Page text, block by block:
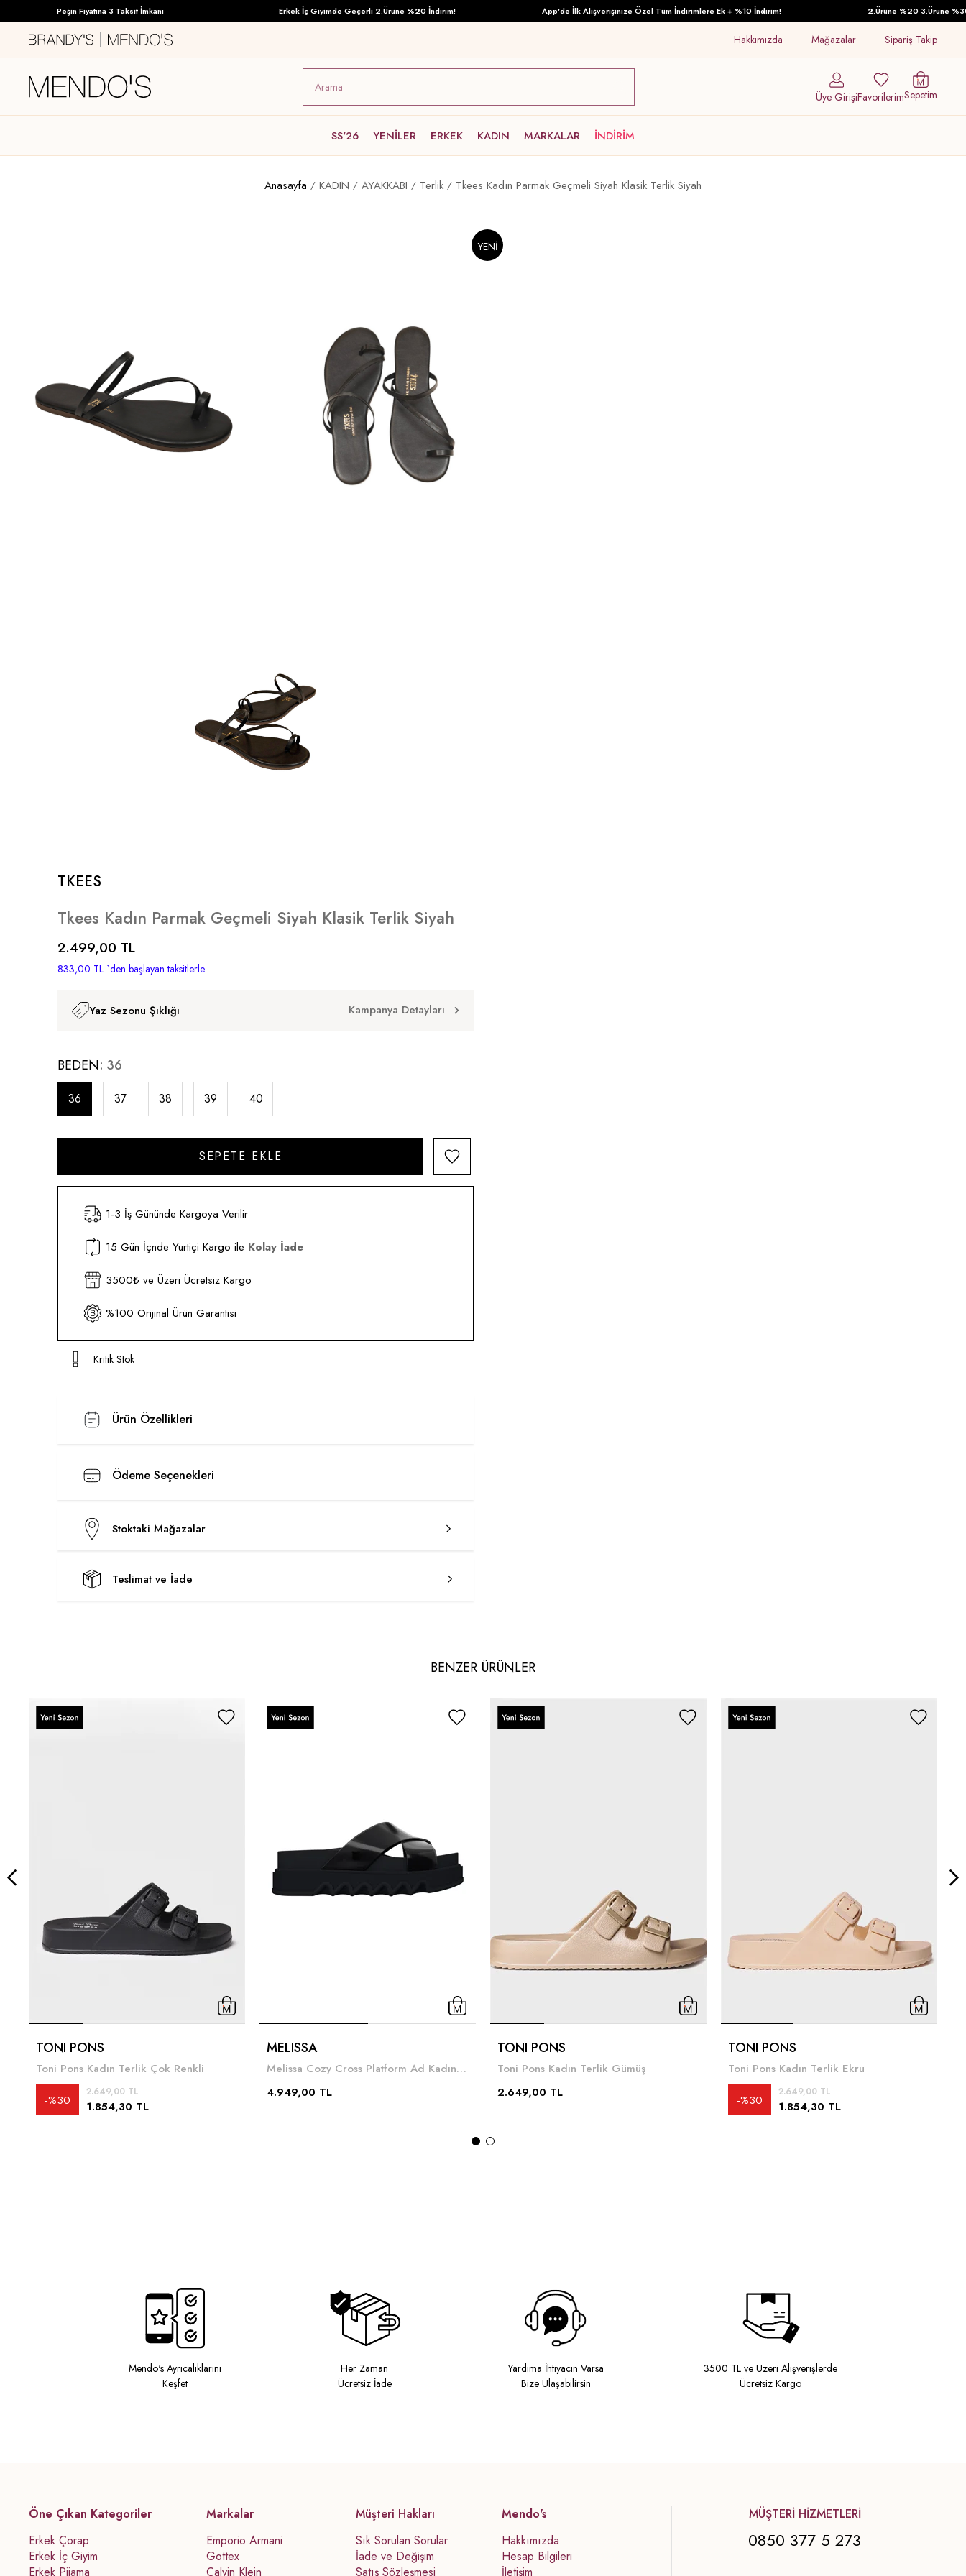
Peşin Fiyatına 3 Taksit İmkanı Erkek İç Giyimde Geçerli 2.Ürüne %20 İndirim! App'de İlk Alışverişinize Özel Tüm İndirimlere Ek + %10 İndirim! 2.Ürüne %20 3.Ürüne %30
Hakkımızda Mağazalar Sipariş Takip
Üye GirişiFavorilerimSepetim
SS'26 YENİLER ERKEK KADIN MARKALAR İNDİRİM
Anasayfa KADIN AYAKKABI Terlik Tkees Kadın Parmak Geçmeli Siyah Klasik Terlik Siyah
YENI
TKEES
Tkees Kadın Parmak Geçmeli Siyah Klasik Terlik Siyah
2.499,00 TL
833,00 TL `den başlayan taksitlerle
Yaz Sezonu Şıklığı Kampanya Detayları
BEDEN 36
36 37 38 39 40
1-3 İş Gününde Kargoya Verilir
15 Gün İçnde Yurtiçi Kargo ile Kolay İade
3500₺ ve Üzeri Ücretsiz Kargo
%100 Orijinal Ürün Garantisi
Kritik Stok
Ürün Özellikleri
Ödeme Seçenekleri
Stoktaki Mağazalar
Teslimat ve İade
BENZER ÜRÜNLER
TONI PONS
Toni Pons Kadın Terlik Çok Renkli
1.854,30 TL
2.649,00 TL
%30
MELISSA
Melissa Cozy Cross Platform Ad Kadın Terlik
4.949,00 TL
TONI PONS
Toni Pons Kadın Terlik Gümüş
2.649,00 TL
TONI PONS
Toni Pons Kadın Terlik Ekru
1.854,30 TL
2.649,00 TL
%30
Mendo's Ayrıcalıklarını
Keşfet
Her Zaman
Ücretsiz İade
Yardıma İhtiyacın Varsa
Bize Ulaşabilirsin
3500 TL ve Üzeri Alışverişlerde
Ücretsiz Kargo
Öne Çıkan Kategoriler
Erkek Çorap
Erkek İç Giyim
Erkek Pijama
Markalar
Emporio Armani
Gottex
Calvin Klein
Müşteri Hakları
Sık Sorulan Sorular
İade ve Değişim
Satış Sözleşmesi
Mendo's
Hakkımızda
Hesap Bilgileri
İletişim
MÜŞTERİ HİZMETLERİ
0850 377 5 273